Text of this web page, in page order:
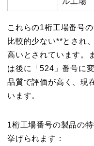
これらの1桁工場番号
比較的少ない**とされ
高いとされています。
は後に「524」番号に
品質で評価が高く、現
います。
1桁工場番号の製品の
挙げられます：